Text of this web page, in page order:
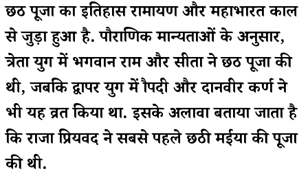
छठ पूजा का इतिहास रामायण और महाभारत काल
से जुड़ा हुआ है. पौराणिक मान्यताओं के अनुसार,
त्रेता युग में भगवान राम और सीता ने छठ पूजा की
थी, जबकि द्वापर युग में द्रौपदी और दानवीर कर्ण ने
भी यह व्रत किया था. इसके अलावा बताया जाता है
कि राजा प्रियवद ने सबसे पहले छठी मईया की पूजा
की थी.